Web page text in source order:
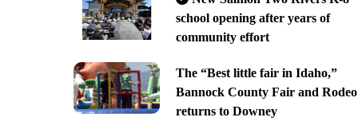
school opening after years of
community effort
The “Best little fair in Idaho,”
Bannock County Fair and Rodeo
returns to Downey